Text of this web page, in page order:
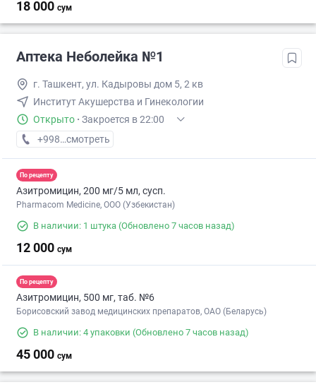
18 000 сум
Аптека Неболейка №1
г. Ташкент, ул. Кадыровы дом 5, 2 кв
Институт Акушерства и Гинекологии
Открыто · Закроется в 22:00
+998 (71) XXX-XX-XX
смотреть
По рецепту
Азитромицин, 200 мг/5 мл, сусп.
Pharmacom Medicine, OOO (Узбекистан)
В наличии: 1 штука (Обновлено 7 часов назад)
12 000 сум
По рецепту
Азитромицин, 500 мг, таб. №6
Борисовский завод медицинских препаратов, ОАО (Беларусь)
В наличии: 4 упаковки (Обновлено 7 часов назад)
45 000 сум